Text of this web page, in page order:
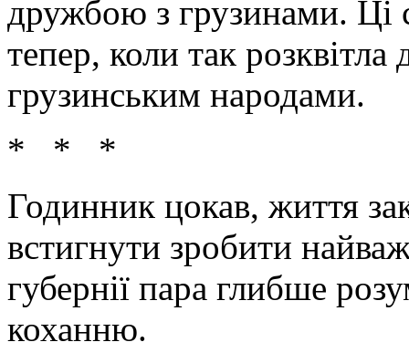
дружбою з грузинами. Ці
тепер, коли так
грузинським народами.
* * *
Годинник цокав, життя
встигнути зробити
губернії пара глибше
коханню.